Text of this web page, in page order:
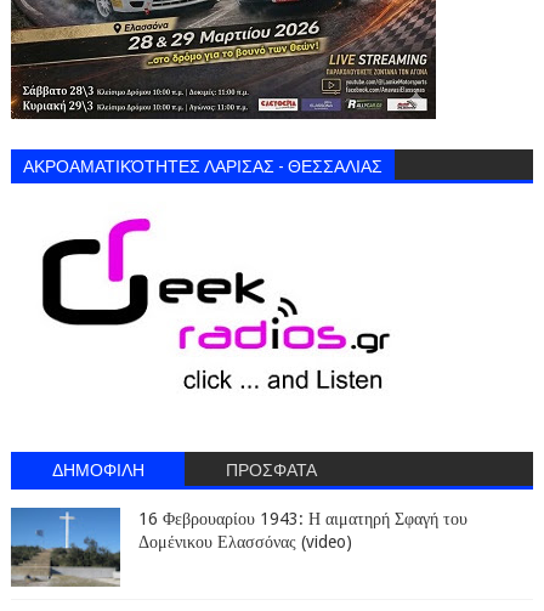
ΑΚΡΟΑΜΑΤΙΚΌΤΗΤΕΣ ΛΑΡΙΣΑΣ - ΘΕΣΣΑΛΙΑΣ
ΔΗΜΟΦΙΛΗ ΠΡΟΣΦΑΤΑ
16 Φεβρουαρίου 1943: Η αιματηρή Σφαγή του
Δομένικου Ελασσόνας (video)